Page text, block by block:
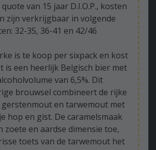
quote van 15 jaar D.I.O.P., kosten
zijn verkrijgbaar in volgende
32-35, 36-41 en 42/46
is te koop per sixpack en kost
is een heerlijk Belgisch bier met
van 6,5%. Dit
brouwsel combineert de rijke
gerstenmout en tarwemout met
hop en gist. De caramelsmaak
zoete en aardse dimensie toe,
toets van de tarwemout het